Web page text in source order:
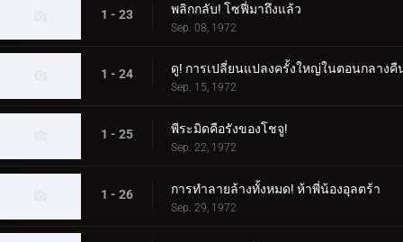
1 - 23 พลิกกลับ! โซฟี่มาถึงแล้ว
Sep. 08, 1972
1 - 24 ดู! การเปลี่ยนแปลงครั้งใหญ่ในตอนกลางคื
Sep. 15, 1972
1 - 25 พีระมิดคือรังของโชจู!
Sep. 22, 1972
1 - 26 การทำลายล้างทั้งหมด! ห้าพี่น้องอุลตร้า
Sep. 29, 1972